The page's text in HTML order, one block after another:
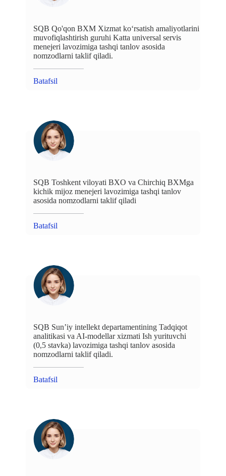
SQB Qo'qon BXM Xizmat ko‘rsatish amaliyotlarini
muvofiqlashtirish guruhi Katta universal servis
menejeri lavozimiga tashqi tanlov asosida
nomzodlarni taklif qiladi.
Batafsil
SQB Toshkent viloyati BXO va Chirchiq BXMga
kichik mijoz menejeri lavozimiga tashqi tanlov
asosida nomzodlarni taklif qiladi
Batafsil
SQB Sun’iy intellekt departamentining Tadqiqot
analitikasi va AI-modellar xizmati Ish yurituvchi
(0,5 stavka) lavozimiga tashqi tanlov asosida
nomzodlarni taklif qiladi.
Batafsil